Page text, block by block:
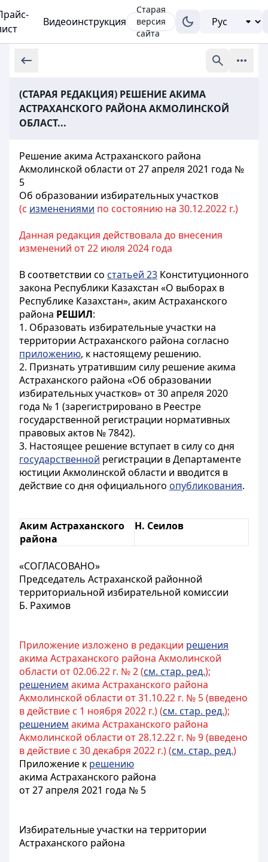
Видеоинструкция
Старая
версия
сайта
(СТАРАЯ РЕДАКЦИЯ) РЕШЕНИЕ АКИМА
АСТРАХАНСКОГО РАЙОНА АКМОЛИНСКОЙ
ОБЛАСТ...
Решение акима Астраханского района
Акмолинской области от 27 апреля 2021 года №
5
Об образовании избирательных участков
(с изменениями по состоянию на 30.12.2022 г.)
Данная редакция действовала до внесения
изменений от 22 июля 2024 года
В соответствии со статьей 23 Конституционного
закона Республики Казахстан «О выборах в
Республике Казахстан», аким Астраханского
района РЕШИЛ:
1. Образовать избирательные участки на
территории Астраханского района согласно
приложению, к настоящему решению.
2. Признать утратившим силу решение акима
Астраханского района «Об образовании
избирательных участков» от 30 апреля 2020
года № 1 (зарегистрировано в Реестре
государственной регистрации нормативных
правовых актов № 7842).
3. Настоящее решение вступает в силу со дня
государственной регистрации в Департаменте
юстиции Акмолинской области и вводится в
действие со дня официального опубликования.
Аким Астраханского
района
Н. Сеилов
«СОГЛАСОВАНО»
Председатель Астраханской районной
территориальной избирательной комиссии
Б. Рахимов
Приложение изложено в редакции решения
акима Астраханского района Акмолинской
области от 02.06.22 г. № 2 (см. стар. ред.);
решением акима Астраханского района
Акмолинской области от 31.10.22 г. № 5 (введено
в действие с 1 ноября 2022 г.) (см. стар. ред.);
решением акима Астраханского района
Акмолинской области от 28.12.22 г. № 9 (введено
в действие с 30 декабря 2022 г.) (см. стар. ред.)
Приложение к решению
акима Астраханского района
от 27 апреля 2021 года № 5
Избирательные участки на территории
Астраханского района